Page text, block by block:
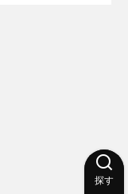
探す